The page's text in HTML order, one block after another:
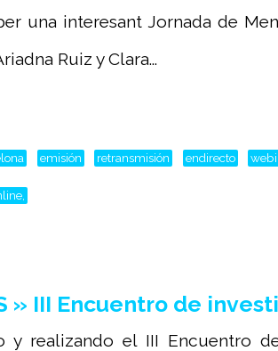
una interesant Jornada de
Ruiz y Clara...
emisión retransmisión endirecto
» III Encuentro de
y realizando el III Encuentro